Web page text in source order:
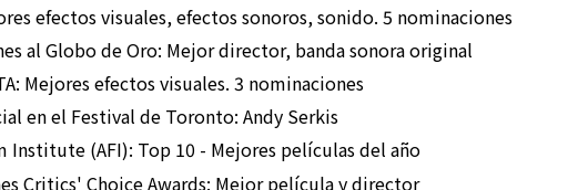
efectos visuales, efectos sonoros, sonido. 5 nominaciones
al Globo de Oro: Mejor director, banda sonora original
Mejores efectos visuales. 3 nominaciones
en el Festival de Toronto: Andy Serkis
Institute (AFI): Top 10 - Mejores películas del año
Critics' Choice Awards: Mejor película y director